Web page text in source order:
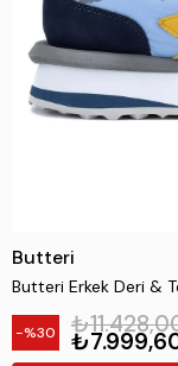
Butteri
Butteri Erkek Deri &
30